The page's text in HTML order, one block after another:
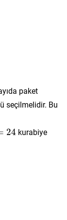
paket
seçilmelidir. Bu
24 kurabiye